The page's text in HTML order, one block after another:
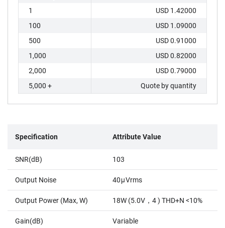
1
USD 1.42000
100
USD 1.09000
500
USD 0.91000
1,000
USD 0.82000
2,000
USD 0.79000
5,000 +
Quote by quantity
Specification Attribute Value
SNR(dB) 103
Output Noise 40μVrms
Output Power (Max, W) 18W (5.0V，4 ) THD+N <10%
Gain(dB) Variable